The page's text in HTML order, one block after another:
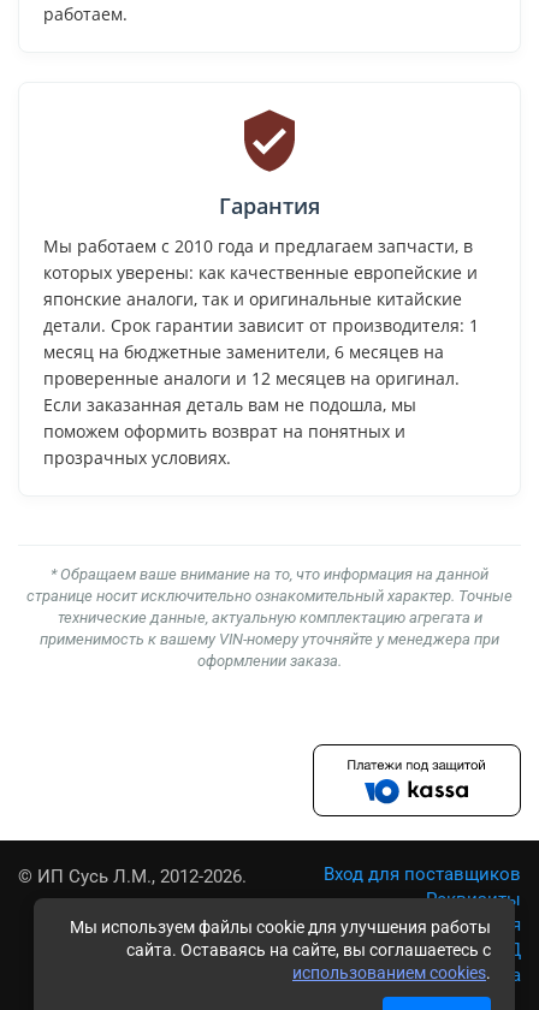
Мы используем файлы cookie для улучшения работы
сайта. Оставаясь на сайте, вы соглашаетесь с
использованием cookies.
работаем.
Гарантия
Мы работаем с 2010 года и предлагаем запчасти, в
которых уверены: как качественные европейские и
японские аналоги, так и оригинальные китайские
детали. Срок гарантии зависит от производителя: 1
месяц на бюджетные заменители, 6 месяцев на
проверенные аналоги и 12 месяцев на оригинал.
Если заказанная деталь вам не подошла, мы
поможем оформить возврат на понятных и
прозрачных условиях.
* Обращаем ваше внимание на то, что информация на данной
странице носит исключительно ознакомительный характер. Точные
технические данные, актуальную комплектацию агрегата и
применимость к вашему VIN-номеру уточняйте у менеджера при
оформлении заказа.
© ИП Сусь Л.М., 2012-2026.
Вход для поставщиков
Реквизиты
Условия использования
Политика обработки ПД
Карта сайта